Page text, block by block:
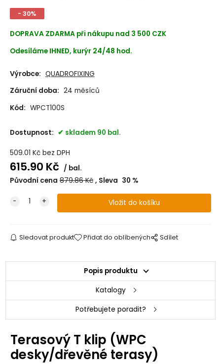
- 30%
DOPRAVA ZDARMA při nákupu nad 3 500 CZK
Odesíláme IHNED, kurýr 24/48 hod.
Výrobce: QUADROFIXING
Záruční doba: 24 měsíců
Kód: WPCT100S
Dostupnost: skladem 90 bal.
509.01 Kč bez DPH
615.90 Kč
bal.
Původní cena 879.86Kč Sleva 30 %
Sledovat produkt Přidat do oblíbených Sdílet
Popis produktu
Katalogy
Potřebujete poradit?
Terasový T klip (WPC
desky/dřevěné terasy)